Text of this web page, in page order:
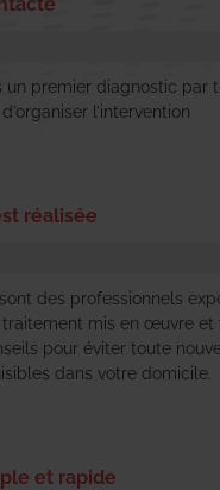
un premier diagnostic par
d’organiser l’intervention
réalisée
des professionnels
mis en œuvre et
pour éviter toute
dans votre domicile.
et rapide